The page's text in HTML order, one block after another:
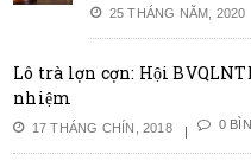
25 THÁNG NĂM, 2020
Lô trà lợn cợn: Hội
nhiệm
17 THÁNG CHÍN, 2018 0